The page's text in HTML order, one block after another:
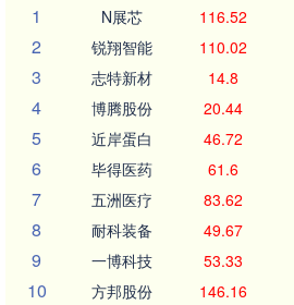
1
N展芯 116.52
2 锐翔智能 110.02
3 志特新材 14.8
4 博腾股份 20.44
5 近岸蛋白 46.72
6 毕得医药 61.6
7 五洲医疗 83.62
8 耐科装备 49.67
9 一博科技 53.33
10 方邦股份 146.16